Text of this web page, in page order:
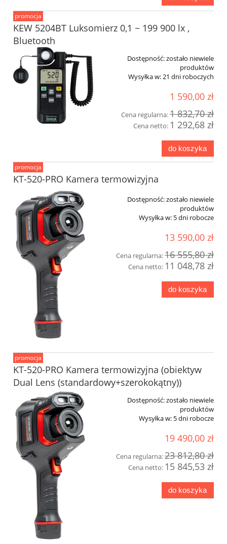
KEW 5204BT Luksomierz 0,1 ~ 199 900 lx ,
Bluetooth
Dostępność:zostało niewiele
produktów
Wysyłka w:21 dni roboczych
1 590,00 zł
Cena regularna:1 832,70 zł
Cena netto: 1 292,68 zł
do koszyka
promocja
KT-520-PRO Kamera termowizyjna
Dostępność:zostało niewiele
produktów
Wysyłka w: 5 dni robocze
13 590,00 zł
Cena regularna:16 555,80 zł
Cena netto: 11 048,78 zł
do koszyka
promocja
KT-520-PRO Kamera termowizyjna (obiektyw
Dual Lens (standardowy+szerokokątny))
Dostępność:zostało niewiele
produktów
Wysyłka w: 5 dni robocze
19 490,00 zł
Cena regularna:23 812,80 zł
Cena netto: 15 845,53 zł
do koszyka
promocja